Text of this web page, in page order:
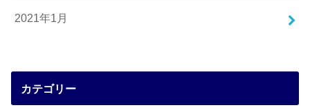
2021年1月
カテゴリー